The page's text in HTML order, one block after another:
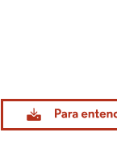
Imagem © Mordor